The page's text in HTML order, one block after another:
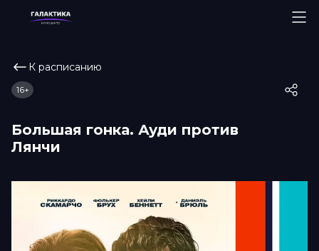
К расписанию
Большая гонка. Ауди против
Лянчи
16+